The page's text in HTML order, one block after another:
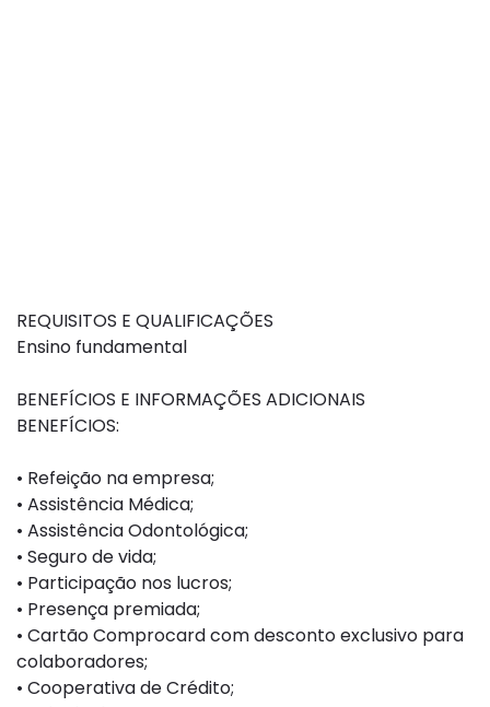
REQUISITOS E QUALIFICAÇÕES
Ensino fundamental
BENEFÍCIOS E INFORMAÇÕES ADICIONAIS
BENEFÍCIOS:
• Refeição na empresa;
• Assistência Médica;
• Assistência Odontológica;
• Seguro de vida;
• Participação nos lucros;
• Presença premiada;
• Cartão Comprocard com desconto exclusivo para
colaboradores;
• Cooperativa de Crédito;